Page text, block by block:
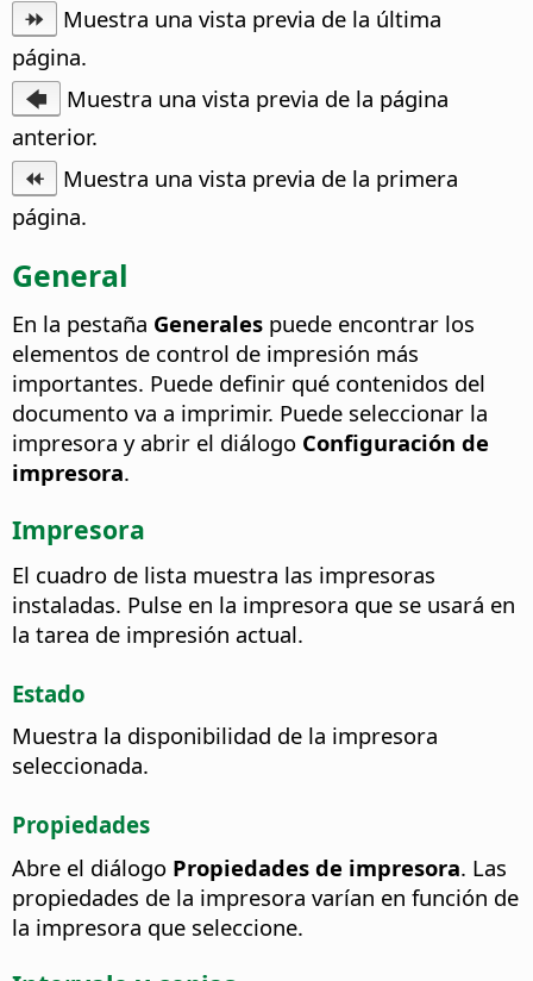
⯮
Muestra una vista previa de la última
página.
🡄
Muestra una vista previa de la página
anterior.
⯬
Muestra una vista previa de la primera
página.
General
En la pestaña Generales puede encontrar los
elementos de control de impresión más
importantes. Puede definir qué contenidos del
documento va a imprimir. Puede seleccionar la
impresora y abrir el diálogo Configuración de
impresora.
Impresora
El cuadro de lista muestra las impresoras
instaladas. Pulse en la impresora que se usará en
la tarea de impresión actual.
Estado
Muestra la disponibilidad de la impresora
seleccionada.
Propiedades
Abre el diálogo Propiedades de impresora. Las
propiedades de la impresora varían en función de
la impresora que seleccione.